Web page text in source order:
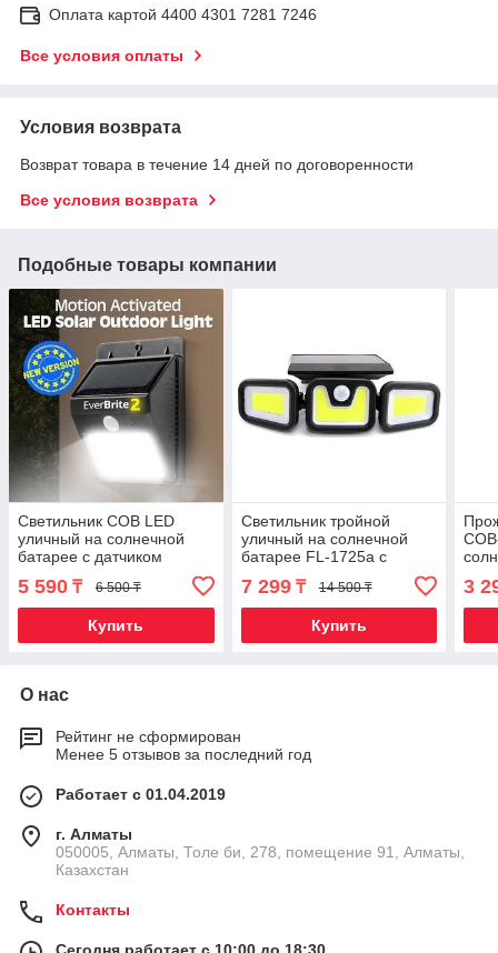
Оплата картой 4400 4301 7281 7246
Все условия оплаты
Условия возврата
Возврат товара в течение 14 дней по договоренности
Все условия возврата
Подобные товары компании
Светильник COB LED
уличный на солнечной
батарее с датчиком
движения «EverBrite II»
5 590 ₸ 6 500 ₸
Купить
Светильник тройной
уличный на солнечной
батарее FL-1725a с
датчиком движения (COB)
7 299₸ 14 500 ₸
Купить
3
О нас
Рейтинг не сформирован
Менее 5 отзывов за последний год
Работает с 01.04.2019
г. Алматы
050005, Алматы, Толе би, 278, помещение 91, Алматы,
Казахстан
Контакты